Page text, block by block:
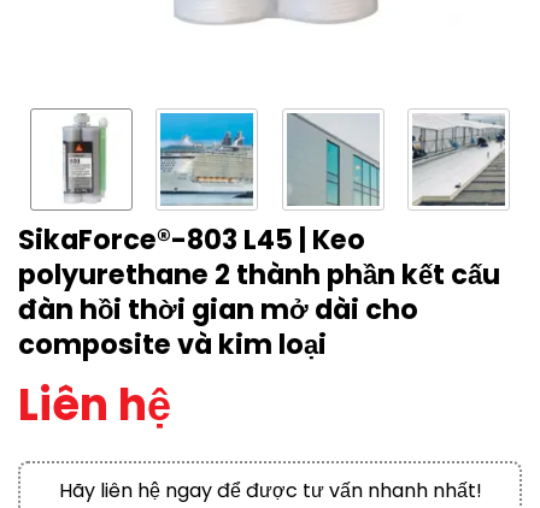
SikaForce®-803 L45 | Keo
polyurethane 2 thành phần kết cấu
đàn hồi thời gian mở dài cho
composite và kim loại
Liên hệ
Hãy liên hệ ngay để được tư vấn nhanh nhất!